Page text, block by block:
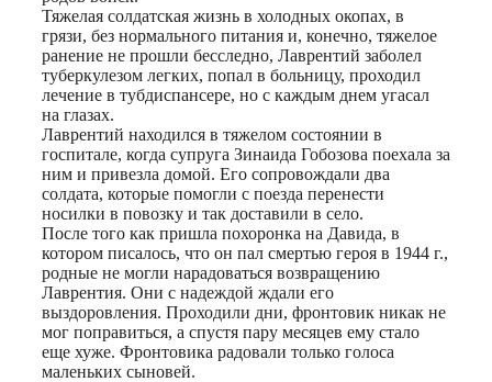
Тяжелая солдатская жизнь в холодных окопах, в
грязи, без нормального питания и, конечно, тяжелое
ранение не прошли бесследно, Лаврентий заболел
туберкулезом легких, попал в больницу, проходил
лечение в тубдиспансере, но с каждым днем угасал
на глазах.
Лаврентий находился в тяжелом состоянии в
госпитале, когда супруга Зинаида Гобозова поехала за
ним и привезла домой. Его сопровождали два
солдата, которые помогли с поезда перенести
носилки в повозку и так доставили в село.
После того как пришла похоронка на Давида, в
котором писалось, что он пал смертью героя в 1944 г.,
родные не могли нарадоваться возвращению
Лаврентия. Они с надеждой ждали его
выздоровления. Проходили дни, фронтовик никак не
мог поправиться, а спустя пару месяцев ему стало
еще хуже. Фронтовика радовали только голоса
маленьких сыновей.